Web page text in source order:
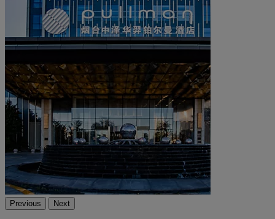
Previous Next